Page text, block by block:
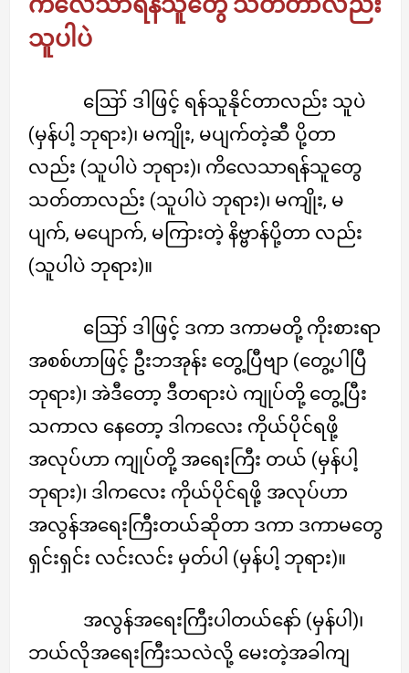
သူပါပဲ
ဪ ဒါဖြင့် ရန်သူနိုင်တာလည်း သူပဲ
(မှန်ပါ့ ဘုရား)၊ မကျိုး, မပျက်တဲ့ဆီ ပို့တာ
လည်း (သူပါပဲ ဘုရား)၊ ကိလေသာရန်သူတွေ
သတ်တာလည်း (သူပါပဲ ဘုရား)၊ မကျိုး, မ
ပျက်, မပျောက်, မကြားတဲ့ နိဗ္ဗာန်ပို့တာ လည်း
(သူပါပဲ ဘုရား)။
ဪ ဒါဖြင့် ဒကာ ဒကာမတို့ ကိုးစားရာ
အစစ်ဟာဖြင့် ဦးဘအုန်း တွေ့ပြီဗျာ (တွေ့ပါပြီ
ဘုရား)၊ အဲဒီတော့ ဒီတရားပဲ ကျုပ်တို့ တွေ့ပြီး
သကာလ နေတော့ ဒါကလေး ကိုယ်ပိုင်ရဖို့
အလုပ်ဟာ ကျုပ်တို့ အရေးကြီး တယ် (မှန်ပါ့
ဘုရား)၊ ဒါကလေး ကိုယ်ပိုင်ရဖို့ အလုပ်ဟာ
အလွန်အရေးကြီးတယ်ဆိုတာ ဒကာ ဒကာမတွေ
ရှင်းရှင်း လင်းလင်း မှတ်ပါ (မှန်ပါ့ ဘုရား)။
အလွန်အရေးကြီးပါတယ်နော် (မှန်ပါ)၊
ဘယ်လိုအရေးကြီးသလဲလို့ မေးတဲ့အခါကျ